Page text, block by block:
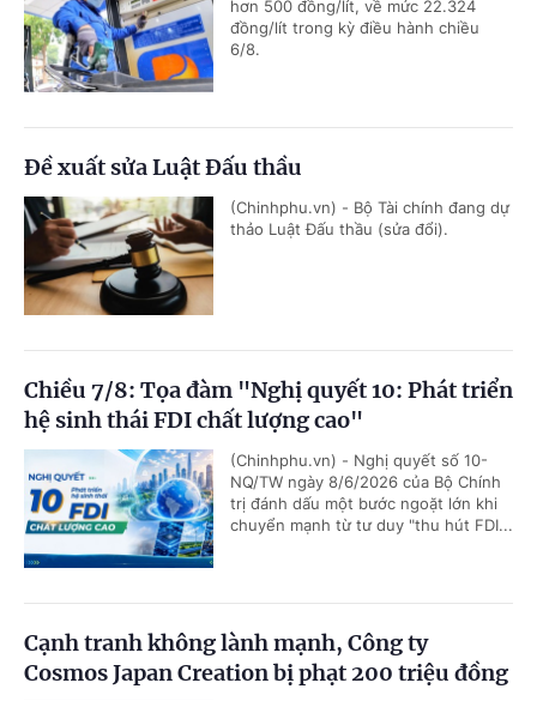
hơn 500 đồng/lít, về mức 22.324
đồng/lít trong kỳ điều hành chiều
6/8.
Đề xuất sửa Luật Đấu thầu
(Chinhphu.vn) - Bộ Tài chính đang dự
thảo Luật Đấu thầu (sửa đổi).
Chiều 7/8: Tọa đàm "Nghị quyết 10: Phát triển
hệ sinh thái FDI chất lượng cao"
(Chinhphu.vn) - Nghị quyết số 10-
NQ/TW ngày 8/6/2026 của Bộ Chính
trị đánh dấu một bước ngoặt lớn khi
chuyển mạnh từ tư duy "thu hút FDI...
Cạnh tranh không lành mạnh, Công ty
Cosmos Japan Creation bị phạt 200 triệu đồng